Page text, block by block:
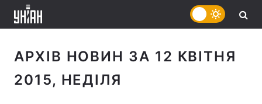
АРХІВ НОВИН ЗА 12 КВІТНЯ
2015, НЕДІЛЯ